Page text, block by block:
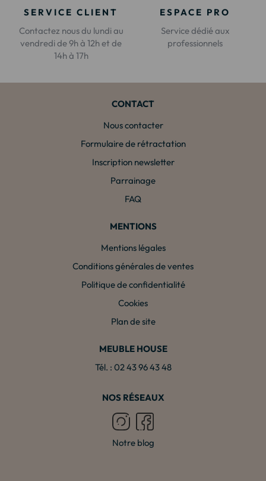
SERVICE CLIENT
Contactez nous du lundi au
vendredi de 9h à 12h et de
14h à 17h
ESPACE PRO
Service dédié aux
professionnels
CONTACT
Nous contacter
Formulaire de rétractation
Inscription newsletter
Parrainage
FAQ
MENTIONS
Mentions légales
Conditions générales de ventes
Politique de confidentialité
Cookies
Plan de site
MEUBLE HOUSE
Tél. : 02 43 96 43 48
NOS RÉSEAUX
Notre blog